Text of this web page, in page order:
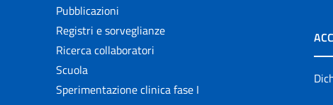
Pubblicazioni
Registri e sorveglianze
Ricerca collaboratori
Scuola
Sperimentazione clinica fase I